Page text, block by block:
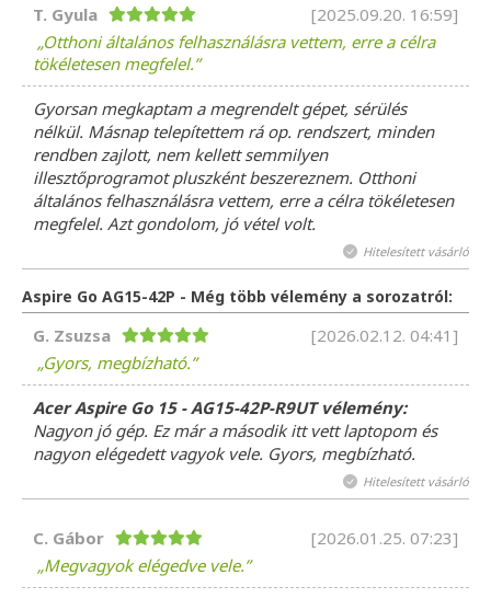
T. Gyula
[2025.09.20. 16:59]
Otthoni általános felhasználásra vettem, erre a célra
tökéletesen megfelel.
Gyorsan megkaptam a megrendelt gépet, sérülés
nélkül. Másnap telepítettem rá op. rendszert, minden
rendben zajlott, nem kellett semmilyen
illesztőprogramot pluszként beszereznem. Otthoni
általános felhasználásra vettem, erre a célra tökéletesen
megfelel. Azt gondolom, jó vétel volt.
Hitelesített vásárló
Aspire Go AG15-42P - Még több vélemény a sorozatról:
G. Zsuzsa
[2026.02.12. 04:41]
Gyors, megbízható.
Acer Aspire Go 15 - AG15-42P-R9UT vélemény:
Nagyon jó gép. Ez már a második itt vett laptopom és
nagyon elégedett vagyok vele. Gyors, megbízható.
Hitelesített vásárló
C. Gábor
[2026.01.25. 07:23]
Megvagyok elégedve vele.